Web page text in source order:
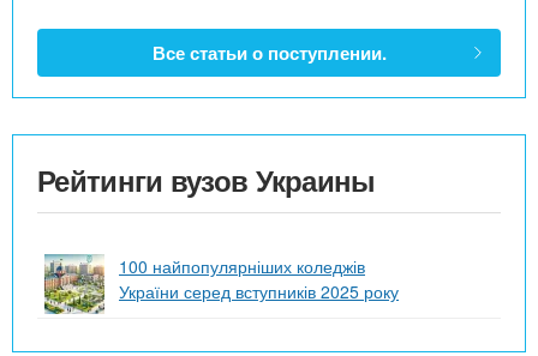
Все статьи о поступлении.
Рейтинги вузов Украины
100 найпопулярніших коледжів
України серед вступників 2025 року